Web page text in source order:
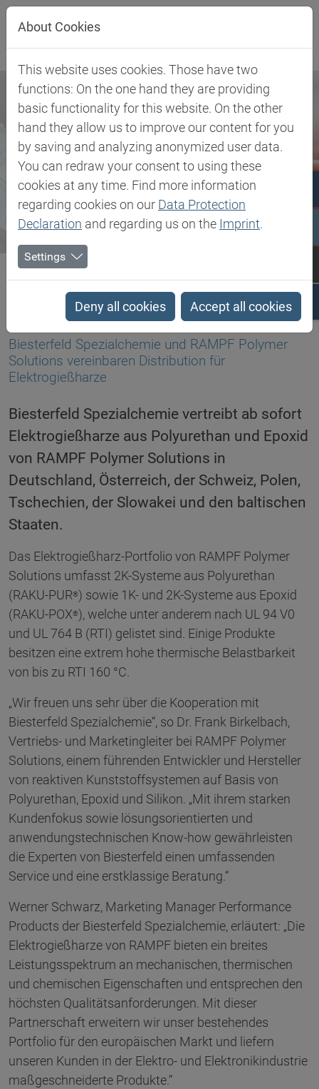
Direkt zur Hauptnavigation springen
Direkt zum Inhalt springen
Biesterfeld SE Newsroom
Biesterfeld Spezialchemie und RAMPF Polymer Solutions...
13.09.2016
Biesterfeld Spezialchemie und RAMPF Polymer
Solutions vereinbaren Distribution für
Elektrogießharze
Biesterfeld Spezialchemie vertreibt ab sofort
Elektrogießharze aus Polyurethan und Epoxid
von RAMPF Polymer Solutions in
Deutschland, Österreich, der Schweiz, Polen,
Tschechien, der Slowakei und den baltischen
Staaten.
Das Elektrogießharz-Portfolio von RAMPF Polymer
Solutions umfasst 2K-Systeme aus Polyurethan
(RAKU-PUR®) sowie 1K- und 2K-Systeme aus Epoxid
(RAKU-POX®), welche unter anderem nach UL 94 V0
und UL 764 B (RTI) gelistet sind. Einige Produkte
besitzen eine extrem hohe thermische Belastbarkeit
von bis zu RTI 160 °C.
„Wir freuen uns sehr über die Kooperation mit
Biesterfeld Spezialchemie“, so Dr. Frank Birkelbach,
Vertriebs- und Marketingleiter bei RAMPF Polymer
Solutions, einem führenden Entwickler und Hersteller
von reaktiven Kunststoffsystemen auf Basis von
Polyurethan, Epoxid und Silikon. „Mit ihrem starken
Kundenfokus sowie lösungsorientierten und
anwendungstechnischen Know-how gewährleisten
die Experten von Biesterfeld einen umfassenden
Service und eine erstklassige Beratung.“
Werner Schwarz, Marketing Manager Performance
Products der Biesterfeld Spezialchemie, erläutert: „Die
Elektrogießharze von RAMPF bieten ein breites
Leistungsspektrum an mechanischen, thermischen
und chemischen Eigenschaften und entsprechen den
höchsten Qualitätsanforderungen. Mit dieser
Partnerschaft erweitern wir unser bestehendes
Portfolio für den europäischen Markt und liefern
unseren Kunden in der Elektro- und Elektronikindustrie
maßgeschneiderte Produkte.“
About Cookies
This website uses cookies. Those have two
functions: On the one hand they are providing
basic functionality for this website. On the other
hand they allow us to improve our content for you
by saving and analyzing anonymized user data.
You can redraw your consent to using these
cookies at any time. Find more information
regarding cookies on our Data Protection
Declaration and regarding us on the Imprint.
Settings
Deny all cookies Accept all cookies